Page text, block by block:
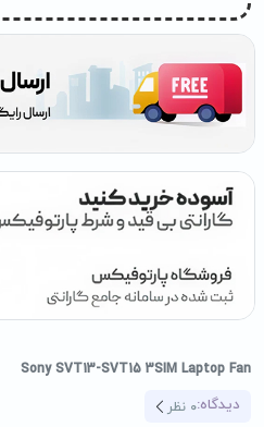
Sony SVT13-SVT15 3SIM Laptop Fan
دیدگاه:0 نظر